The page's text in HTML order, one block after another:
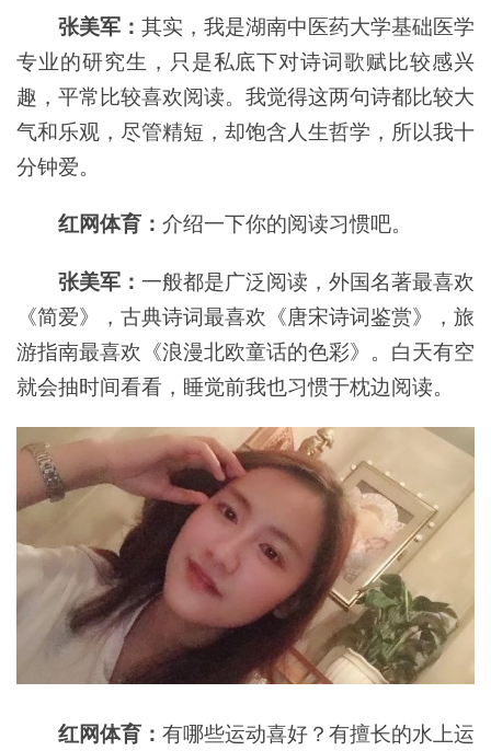
张美军： 其实，我是湖南中医药大学基础医学
专业的研究生，只是私底下对诗词歌赋比较感兴
趣，平常比较喜欢阅读。我觉得这两句诗都比较大
气和乐观，尽管精短，却饱含人生哲学，所以我十
分钟爱。
红网体育： 介绍一下你的阅读习惯吧。
张美军： 一般都是广泛阅读，外国名著最喜欢
《简爱》，古典诗词最喜欢《唐宋诗词鉴赏》，旅
游指南最喜欢《浪漫北欧童话的色彩》。白天有空
就会抽时间看看，睡觉前我也习惯于枕边阅读。
红网体育： 有哪些运动喜好？有擅长的水上运